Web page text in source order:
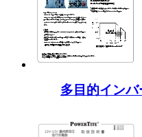
多目的イン